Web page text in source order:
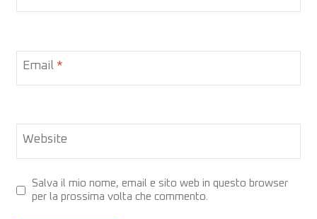
Email *
Website
Salva il mio nome, email e sito web in questo browser
per la prossima volta che commento.